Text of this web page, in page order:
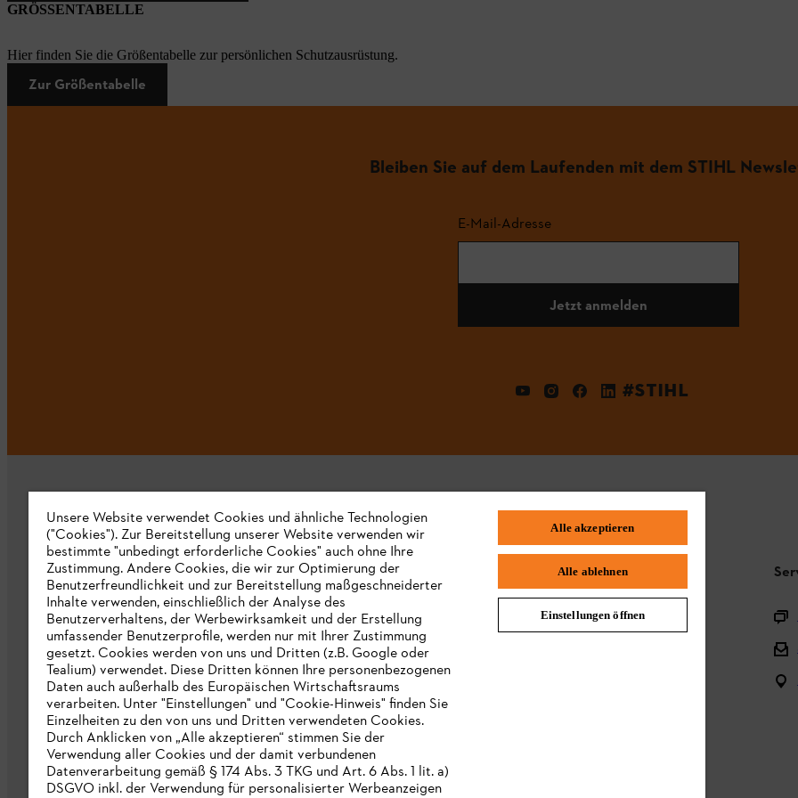
GRÖSSENTABELLE
Hier finden Sie die Größentabelle zur persönlichen Schutzausrüstung.
Zur Größentabelle
Bleiben Sie auf dem Laufenden mit dem STIHL
E-Mail-Adresse
Jetzt anmelden
#STIHL
Unternehmen
Über uns
Katalog zum Download
STIHL Hinweisgebersystem
Presse
STIHL Corporate
Häufig gestellte Fragen
Produktregistrierung
Unsere Website verwendet Cookies und ähnliche Technologien
("Cookies"). Zur Bereitstellung unserer Website verwenden wir
bestimmte "unbedingt erforderliche Cookies" auch ohne Ihre
Zustimmung. Andere Cookies, die wir zur Optimierung der
Benutzerfreundlichkeit und zur Bereitstellung maßgeschneiderter
Inhalte verwenden, einschließlich der Analyse des
Benutzerverhaltens, der Werbewirksamkeit und der Erstellung
umfassender Benutzerprofile, werden nur mit Ihrer Zustimmung
gesetzt. Cookies werden von uns und Dritten (z.B. Google oder
Tealium) verwendet. Diese Dritten können Ihre personenbezogenen
Daten auch außerhalb des Europäischen Wirtschaftsraums
verarbeiten. Unter "Einstellungen" und "Cookie-Hinweis" finden Sie
Einzelheiten zu den von uns und Dritten verwendeten Cookies.
Durch Anklicken von „Alle akzeptieren“ stimmen Sie der
Verwendung aller Cookies und der damit verbundenen
Datenverarbeitung gemäß § 174 Abs. 3 TKG und Art. 6 Abs. 1 lit. a)
DSGVO inkl. der Verwendung für personalisierter Werbeanzeigen
Alle akzeptieren
Alle ablehnen
Einstellungen öffnen